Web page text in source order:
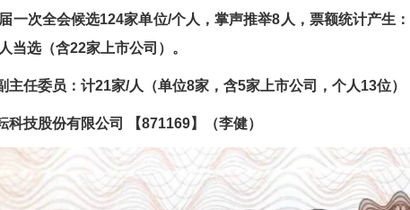
一次全会候选124家单位/个人，掌声推举8人，票额统计产生：
当选（含22家上市公司）。
主任委员：计21家/人（单位8家，含5家上市公司，个人13位）
科技股份有限公司 【871169】（李健）